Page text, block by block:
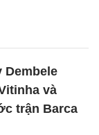
Dembele
và
trận Barca